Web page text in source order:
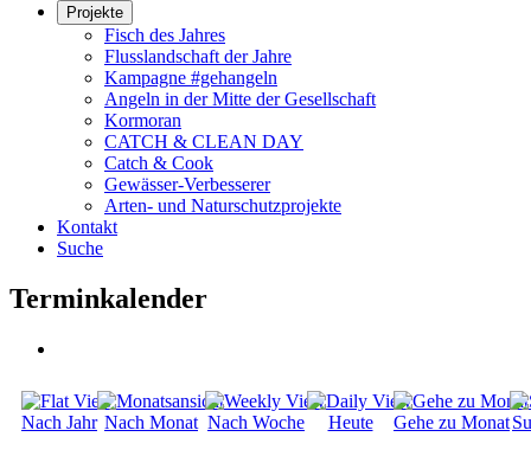
Projekte
Fisch des Jahres
Flusslandschaft der Jahre
Kampagne #gehangeln
Angeln in der Mitte der Gesellschaft
Kormoran
CATCH & CLEAN DAY
Catch & Cook
Gewässer-Verbesserer
Arten- und Naturschutzprojekte
Kontakt
Suche
Terminkalender
Nach Jahr Nach Monat Nach Woche Heute Gehe zu Monat